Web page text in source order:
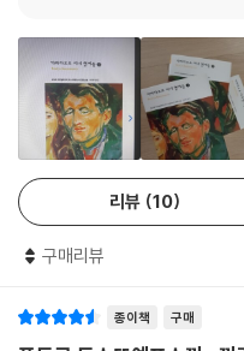
리뷰 10
구매리뷰
종이책 구매